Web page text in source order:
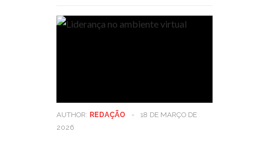
AUTHOR: REDAÇÃO -
18 DE MARÇO DE
2026